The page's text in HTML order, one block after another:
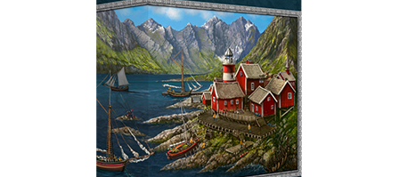
Giochi di Carte Collezionabili